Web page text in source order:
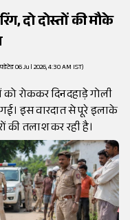
दो दोस्तों की मौके
06 Jul 2026, 4:30 AM IST)
को रोककर दिनदहाड़े गोली
गई। इस वारदात से पूरे इलाके
की तलाश कर रही है।